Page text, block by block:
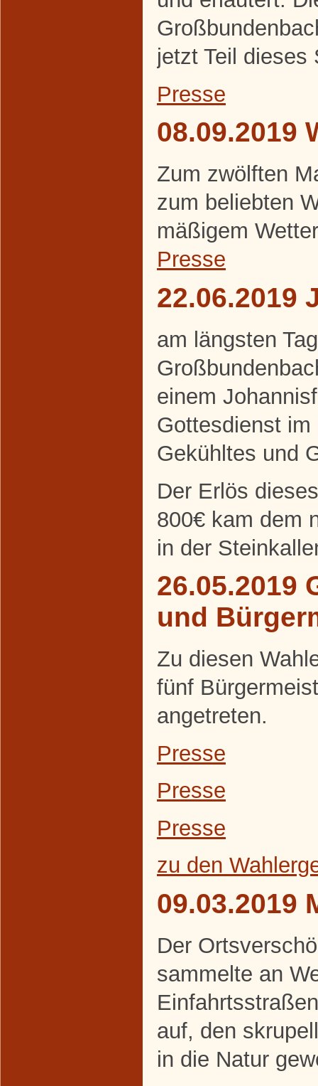
jetzt Teil dieses
Presse
08.09.2019
Zum zwölften
zum beliebten
mäßigem
Presse
22.06.2019
am längsten
einem
Gottesdienst
Gekühltes und
Der Erlös
800€ kam dem
in der
26.05.2019
und
Zu diesen
fünf
angetreten.
Presse
Presse
Presse
zu den
09.03.2019
Der
sammelte an
auf, den
in die Natur